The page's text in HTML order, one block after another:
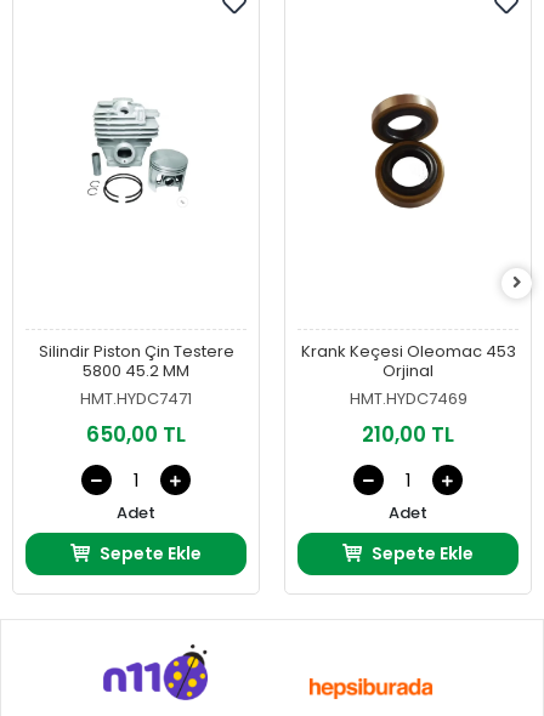
Silindir Piston Çin Testere
5800 45.2 MM
HMT.HYDC7471
650,00 TL
Adet
Sepete Ekle
Krank Keçesi Oleomac 453
Orjinal
HMT.HYDC7469
210,00 TL
Adet
Sepete Ekle